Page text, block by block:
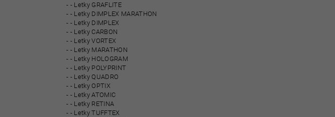
- Letky GRAFLITE
- Letky DIMPLEX MARATHON
- Letky DIMPLEX
- Letky CARBON
- Letky VORTEX
- Letky MARATHON
- Letky HOLOGRAM
- Letky POLYPRINT
- Letky QUADRO
- Letky OPTIX
- Letky ATOMIC
- Letky RETINA
- Letky TUFFTEX